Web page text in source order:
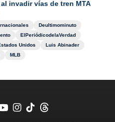
invadir vías de tren MTA
Deultimominuto
ElPeriódicodelaVerdad
Unidos
Luis Abinader
MLB